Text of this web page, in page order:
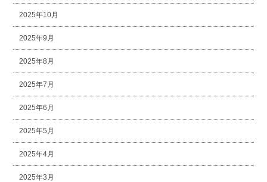
2025年10月
2025年9月
2025年8月
2025年7月
2025年6月
2025年5月
2025年4月
2025年3月